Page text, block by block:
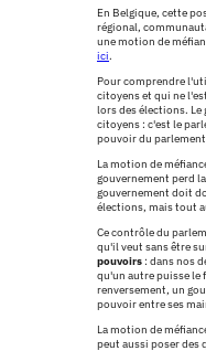
En Belgique, cette
régional,
une motion de
ici.
Pour comprendre
citoyens et qui ne
lors des élections.
citoyens : c'est le
pouvoir du
La motion de
gouvernement perd
gouvernement doit
élections, maistout
Ce contrôle du
qu'il veut sans être
pouvoirs : dans nos
qu'un autre puisse le
renversement, un
pouvoir entre ses
La motion de
peut aussi poser des